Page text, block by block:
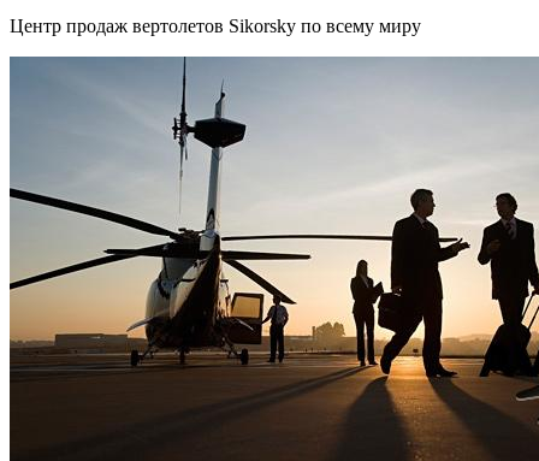
Центр продаж вертолетов Sikorsky по всему миру